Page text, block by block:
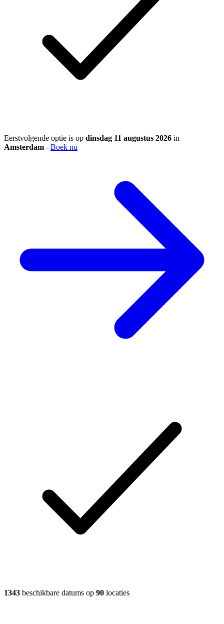
Eerstvolgende optie is op dinsdag 11 augustus 2026 in
Amsterdam - Boek nu
1343 beschikbare datums op 90 locaties